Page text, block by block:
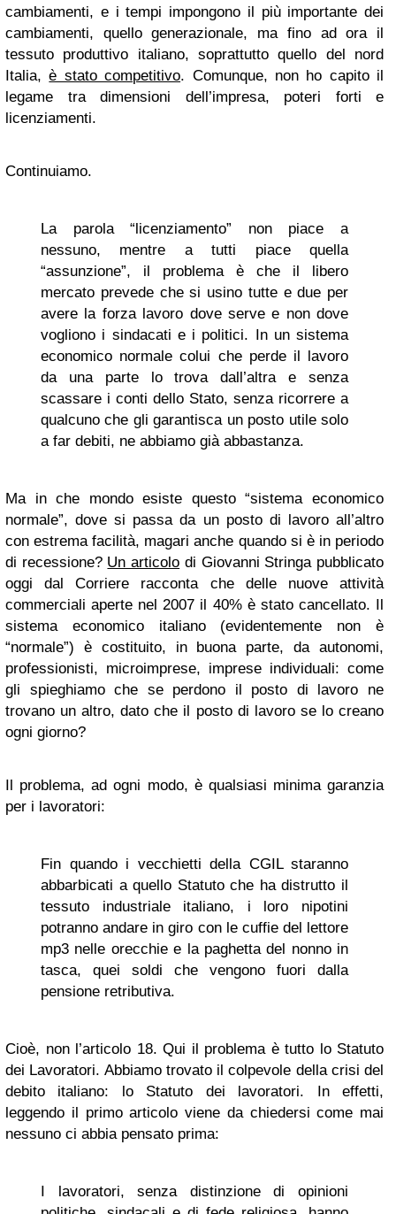
cambiamenti, e i tempi impongono il più importante dei
cambiamenti, quello generazionale, ma fino ad ora il
tessuto produttivo italiano, soprattutto quello del nord
Italia,è stato competitivo. Comunque, non ho capito il
legame tra dimensioni dell’impresa, poteri forti e
licenziamenti.
Continuiamo.
La parola “licenziamento” non piace a
nessuno, mentre a tutti piace quella
“assunzione”, il problema è che il libero
mercato prevede che si usino tutte e due per
avere la forza lavoro dove serve e non dove
vogliono i sindacati e i politici. In un sistema
economico normale colui che perde il lavoro
da una parte lo trova dall’altra e senza
scassare i conti dello Stato, senza ricorrere a
qualcuno che gli garantisca un posto utile solo
a far debiti, ne abbiamo già abbastanza.
Ma in che mondo esiste questo “sistema economico
normale”, dove si passa da un posto di lavoro all’altro
con estrema facilità, magari anche quando si è in periodo
di recessione? Un articolo di Giovanni Stringa pubblicato
oggi dal Corriere racconta che delle nuove attività
commerciali aperte nel 2007 il 40% è stato cancellato. Il
sistema economico italiano (evidentemente non è
“normale”) è costituito, in buona parte, da autonomi,
professionisti, microimprese, imprese individuali: come
gli spieghiamo che se perdono il posto di lavoro ne
trovano un altro, dato che il posto di lavoro se lo creano
ogni giorno?
Il problema, ad ogni modo, è qualsiasi minima garanzia
per i lavoratori:
Fin quando i vecchietti della CGIL staranno
abbarbicati a quello Statuto che ha distrutto il
tessuto industriale italiano, i loro nipotini
potranno andare in giro con le cuffie del lettore
mp3 nelle orecchie e la paghetta del nonno in
tasca, quei soldi che vengono fuori dalla
pensione retributiva.
Cioè, non l’articolo 18. Qui il problema è tutto lo Statuto
dei Lavoratori. Abbiamo trovato il colpevole della crisi del
debito italiano: lo Statuto dei lavoratori. In effetti,
leggendo il primo articolo viene da chiedersi come mai
nessuno ci abbia pensato prima:
I lavoratori, senza distinzione di opinioni